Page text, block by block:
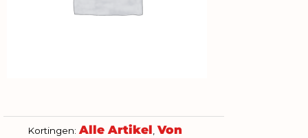
Kortingen: Alle Artikel Von